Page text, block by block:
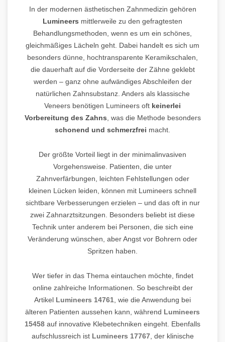
In der modernen ästhetischen Zahnmedizin gehören
Lumineers mittlerweile zu den gefragtesten
Behandlungsmethoden, wenn es um ein schönes,
gleichmäßiges Lächeln geht. Dabei handelt es sich um
besonders dünne, hochtransparente Keramikschalen,
die dauerhaft auf die Vorderseite der Zähne geklebt
werden – ganz ohne aufwändiges Abschleifen der
natürlichen Zahnsubstanz. Anders als klassische
Veneers benötigen Lumineers oft keinerlei
Vorbereitung des Zahns, was die Methode besonders
schonend und schmerzfrei macht.
Der größte Vorteil liegt in der minimalinvasiven
Vorgehensweise. Patienten, die unter
Zahnverfärbungen, leichten Fehlstellungen oder
kleinen Lücken leiden, können mit Lumineers schnell
sichtbare Verbesserungen erzielen – und das oft in nur
zwei Zahnarztsitzungen. Besonders beliebt ist diese
Technik unter anderem bei Personen, die sich eine
Veränderung wünschen, aber Angst vor Bohrern oder
Spritzen haben.
Wer tiefer in das Thema eintauchen möchte, findet
online zahlreiche Informationen. So beschreibt der
Artikel Lumineers 14761, wie die Anwendung bei
älteren Patienten aussehen kann, während Lumineers
15458 auf innovative Klebetechniken eingeht. Ebenfalls
aufschlussreich ist Lumineers 17767, der klinische